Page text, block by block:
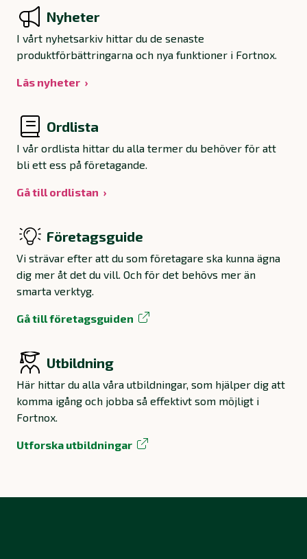
Nyheter
I vårt nyhetsarkiv hittar du de senaste
produktförbättringarna och nya funktioner i Fortnox.
Läs nyheter
Ordlista
I vår ordlista hittar du alla termer du behöver för att
bli ett ess på företagande.
Gå till ordlistan
Företagsguide
Vi strävar efter att du som företagare ska kunna ägna
dig mer åt det du vill. Och för det behövs mer än
smarta verktyg.
Gå till företagsguiden
Utbildning
Här hittar du alla våra utbildningar, som hjälper dig att
komma igång och jobba så effektivt som möjligt i
Fortnox.
Utforska utbildningar